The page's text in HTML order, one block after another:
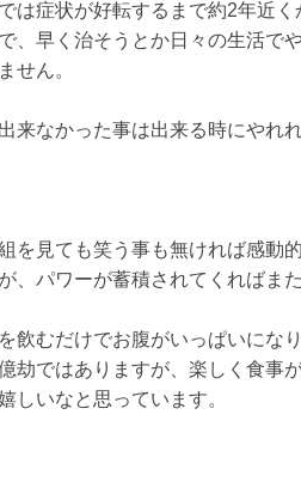
は症状が好転するまで約2年近
、早く治そうとか日々の生活で
せん。
来なかった事は出来る時にやれ
を見ても笑う事も無ければ感動
、パワーが蓄積されてくればま
飲むだけでお腹がいっぱいにな
劫ではありますが、楽しく食事
しいなと思っています。